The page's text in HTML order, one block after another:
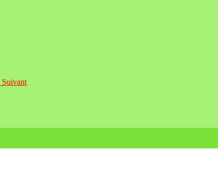
Suivant